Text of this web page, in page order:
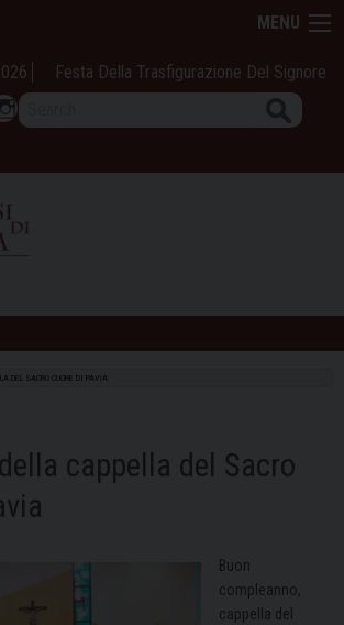
MENU
Festa Della Trasfigurazione Del Signore
Instagram
DEL SACRO CUORE DI PAVIA
cappella del Sacro
Buon
compleanno,
cappella del